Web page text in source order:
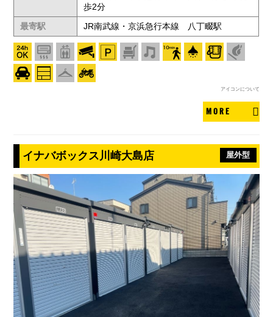
歩2分
最寄駅
JR南武線・京浜急行本線 八丁畷駅
アイコンについて
MORE
イナバボックス川崎大島店 屋外型